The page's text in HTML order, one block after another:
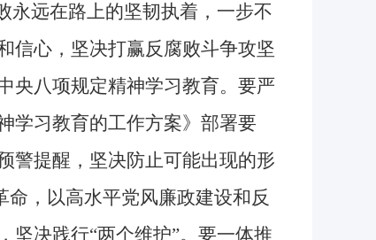
永远在路上的坚韧执着，一步不
信心，坚决打赢反腐败斗争攻坚
央八项规定精神学习教育。要严
学习教育的工作方案》部署要
警提醒，坚决防止可能出现的形
命，以高水平党风廉政建设和反
坚决践行“两个维护”。要一体推